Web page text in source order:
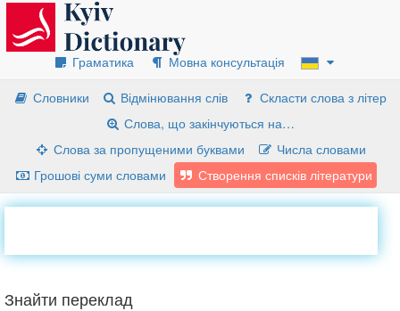
Граматика
Мовна консультація
Словники
Відмінювання слів
Скласти слова з літер
Слова, що закінчуються на…
Слова за пропущеними буквами
Числа словами
Грошові суми словами
Створення списків літератури
Знайти переклад